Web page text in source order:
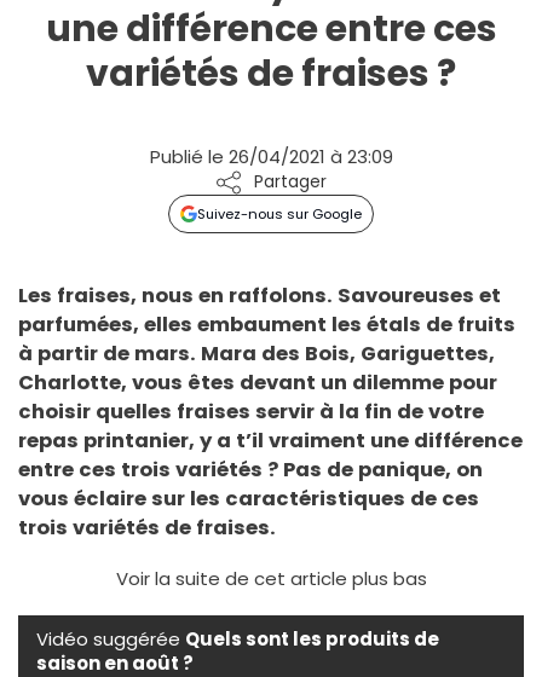
une différence entre ces
variétés de fraises ?
Publié le 26/04/2021 à 23:09
Partager
Suivez-nous sur Google
Les fraises, nous en raffolons. Savoureuses et
parfumées, elles embaument les étals de fruits
à partir de mars. Mara des Bois, Gariguettes,
Charlotte, vous êtes devant un dilemme pour
choisir quelles fraises servir à la fin de votre
repas printanier, y a t’il vraiment une différence
entre ces trois variétés ? Pas de panique, on
vous éclaire sur les caractéristiques de ces
trois variétés de fraises.
Voir la suite de cet article plus bas
Vidéo suggérée Quels sont les produits de
saison en août ?